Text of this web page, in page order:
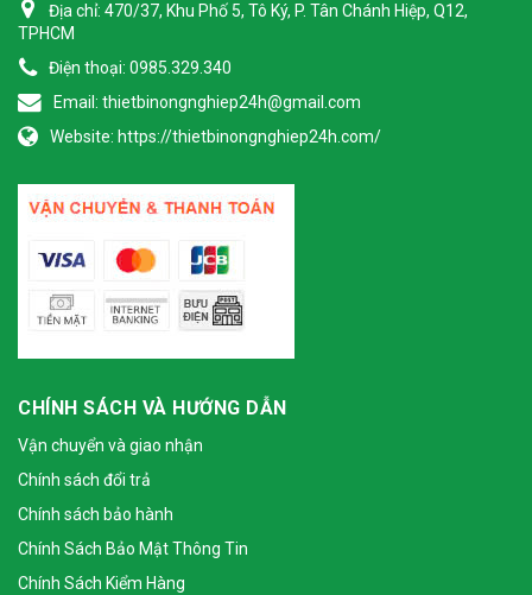
Địa chỉ: 470/37, Khu Phố 5, Tô Ký, P. Tân Chánh Hiệp, Q12,
TPHCM
Điện thoại: 0985.329.340
Email: thietbinongnghiep24h@gmail.com
Website: https://thietbinongnghiep24h.com/
CHÍNH SÁCH VÀ HƯỚNG DẪN
Vận chuyển và giao nhận
Chính sách đổi trả
Chính sách bảo hành
Chính Sách Bảo Mật Thông Tin
Chính Sách Kiểm Hàng